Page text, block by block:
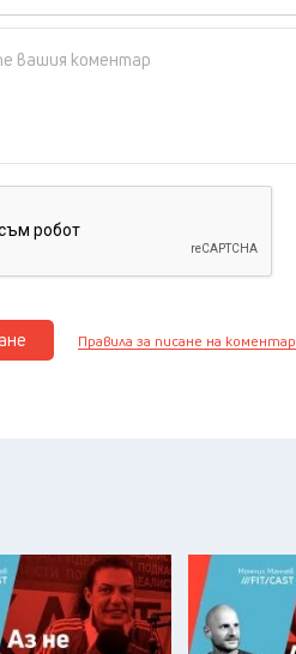
Правила за писане на коментар